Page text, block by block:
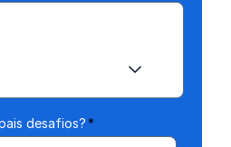
desafios?*